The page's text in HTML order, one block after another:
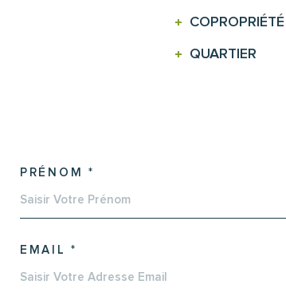
COPROPRIÉTÉ
QUARTIER
PRÉNOM *
EMAIL *